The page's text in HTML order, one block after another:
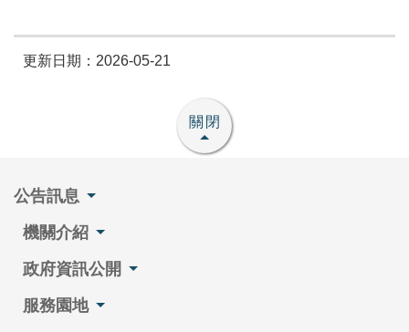
更新日期：2026-05-21
關閉
公告訊息
機關介紹
政府資訊公開
服務園地